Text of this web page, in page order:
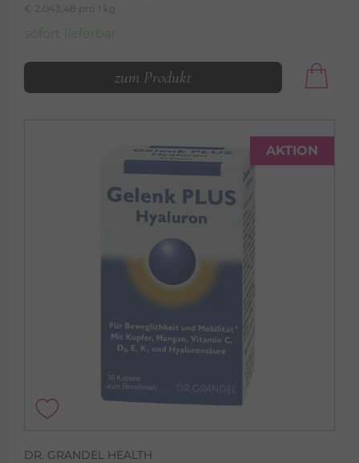
DR. GRANDEL HEALTH PRODUCTS
BEAUTY SPECIALS
Beauty Specials »
€ 2.043,48 pro 1 kg
sofort lieferbar
zum Produkt
AKTION
DR. GRANDEL HEALTH